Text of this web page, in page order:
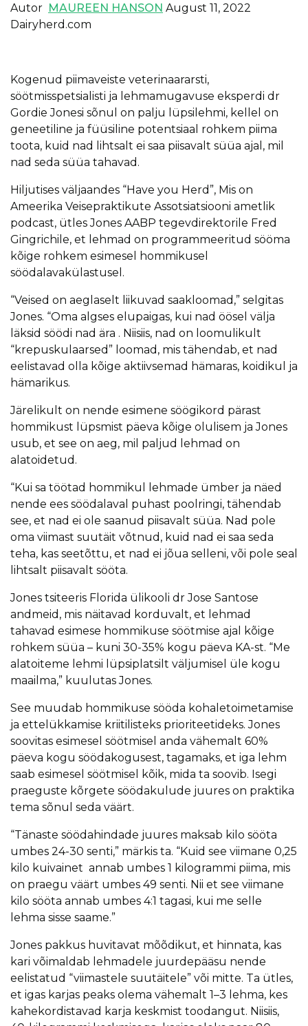
Autor MAUREEN HANSON August 11, 2022
Dairyherd.com
Kogenud piimaveiste veterinaararsti,
söötmisspetsialisti ja lehmamugavuse eksperdi dr
Gordie Jonesi sõnul on palju lüpsilehmi, kellel on
geneetiline ja füüsiline potentsiaal rohkem piima
toota, kuid nad lihtsalt ei saa piisavalt süüa ajal, mil
nad seda süüa tahavad.
Hiljutises väljaandes “Have you Herd”, Mis on
Ameerika Veisepraktikute Assotsiatsiooni ametlik
podcast, ütles Jones AABP tegevdirektorile Fred
Gingrichile, et lehmad on programmeeritud sööma
kõige rohkem esimesel hommikusel
söödalavakülastusel.
“Veised on aeglaselt liikuvad saakloomad,” selgitas
Jones. “Oma algses elupaigas, kui nad öösel välja
läksid söödi nad ära . Niisiis, nad on loomulikult
“krepuskulaarsed” loomad, mis tähendab, et nad
eelistavad olla kõige aktiivsemad hämaras, koidikul ja
hämarikus.
Järelikult on nende esimene söögikord pärast
hommikust lüpsmist päeva kõige olulisem ja Jones
usub, et see on aeg, mil paljud lehmad on
alatoidetud.
“Kui sa töötad hommikul lehmade ümber ja näed
nende ees söödalaval puhast poolringi, tähendab
see, et nad ei ole saanud piisavalt süüa. Nad pole
oma viimast suutäit võtnud, kuid nad ei saa seda
teha, kas seetõttu, et nad ei jõua selleni, või pole seal
lihtsalt piisavalt sööta.
Jones tsiteeris Florida ülikooli dr Jose Santose
andmeid, mis näitavad korduvalt, et lehmad
tahavad esimese hommikuse söötmise ajal kõige
rohkem süüa – kuni 30-35% kogu päeva KA-st. “Me
alatoiteme lehmi lüpsiplatsilt väljumisel üle kogu
maailma,” kuulutas Jones.
See muudab hommikuse sööda kohaletoimetamise
ja ettelükkamise kriitilisteks prioriteetideks. Jones
soovitas esimesel söötmisel anda vähemalt 60%
päeva kogu söödakogusest, tagamaks, et iga lehm
saab esimesel söötmisel kõik, mida ta soovib. Isegi
praeguste kõrgete söödakulude juures on praktika
tema sõnul seda väärt.
“Tänaste söödahindade juures maksab kilo sööta
umbes 24-30 senti,” märkis ta. “Kuid see viimane 0,25
kilo kuivainet annab umbes 1 kilogrammi piima, mis
on praegu väärt umbes 49 senti. Nii et see viimane
kilo sööta annab umbes 4:1 tagasi, kui me selle
lehma sisse saame.”
Jones pakkus huvitavat mõõdikut, et hinnata, kas
kari võimaldab lehmadele juurdepääsu nende
eelistatud “viimastele suutäitele” või mitte. Ta ütles,
et igas karjas peaks olema vähemalt 1–3 lehma, kes
kahekordistavad karja keskmist toodangut. Niisiis,